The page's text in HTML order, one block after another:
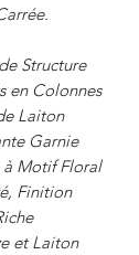
Structure
en Colonnes
Laiton
Garnie
Motif Floral
Finition
et Laiton